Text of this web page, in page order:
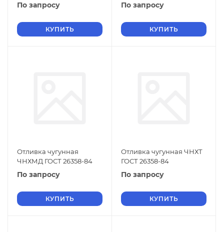
По запросу
КУПИТЬ
По запросу
КУПИТЬ
Отливка чугунная
ЧНХМД ГОСТ 26358-84
По запросу
КУПИТЬ
Отливка чугунная ЧНХТ
ГОСТ 26358-84
По запросу
КУПИТЬ